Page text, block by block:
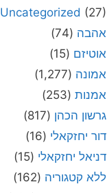
Uncategorized (27)
אהבה (74)
אוטיזם (15)
אמונה (1,277)
אמנות (253)
גרשון הכהן (817)
דור יחזקאלי (16)
דניאל יחזקאלי (15)
ללא קטגוריה (162)